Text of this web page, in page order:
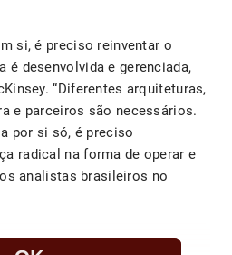
si, é preciso reinventar o
é desenvolvida e gerenciada,
“Diferentes arquiteturas,
e parceiros são necessários.
por si só, é preciso
radical na forma de operar e
analistas brasileiros no